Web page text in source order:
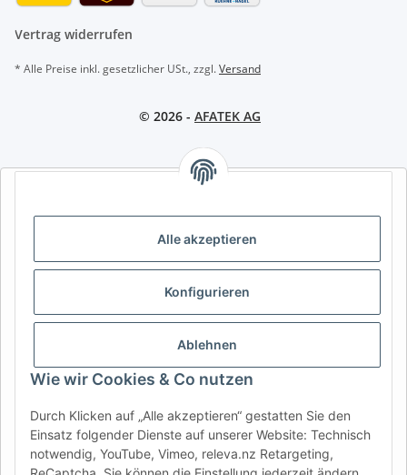
Alle akzeptieren
Konfigurieren
Ablehnen
Wie wir Cookies & Co nutzen
Durch Klicken auf „Alle akzeptieren“ gestatten Sie den
Einsatz folgender Dienste auf unserer Website: Technisch
notwendig, YouTube, Vimeo, releva.nz Retargeting,
Vertrag widerrufen
* Alle Preise inkl. gesetzlicher USt., zzgl.Versand
© 2026 - AFATEK AG
DE AT CH (DE) CH (FR)
BE (NL) BE (FR)
FR IT ES DK PL
FI
RO HR